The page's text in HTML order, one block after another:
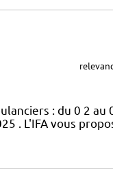
: du 0 2 au
. L'IFA vous